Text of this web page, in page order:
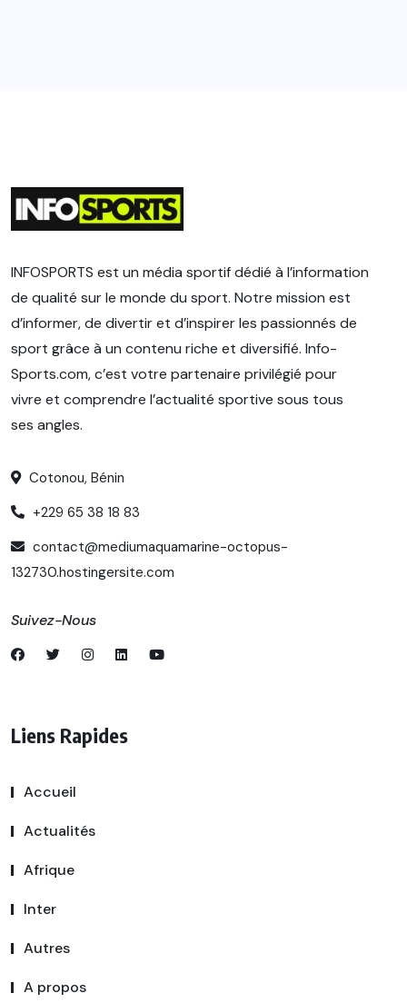
INFOSPORTS est un média sportif dédié à l’information
de qualité sur le monde du sport. Notre mission est
d’informer, de divertir et d’inspirer les passionnés de
sport grâce à un contenu riche et diversifié. Info-
Sports.com, c’est votre partenaire privilégié pour
vivre et comprendre l’actualité sportive sous tous
ses angles.
Cotonou, Bénin
+229 65 38 18 83
contact@mediumaquamarine-octopus-
132730.hostingersite.com
Suivez-Nous
Liens Rapides
Accueil
Actualités
Afrique
Inter
Autres
A propos